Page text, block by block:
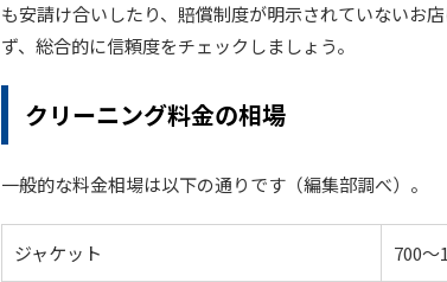
も安請け合いしたり、賠償制度が明示されていないお
ず、総合的に信頼度をチェックしましょう。
クリーニング料金の相場
一般的な料金相場は以下の通りです（編集部調べ）。
ジャケット 700〜